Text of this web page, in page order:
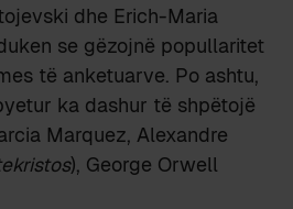
dhe Erich-Maria
se gëzojnë popullaritet
të anketuarve. Po ashtu,
ka dashur të shpëtojë
Marquez, Alexandre
), George Orwell